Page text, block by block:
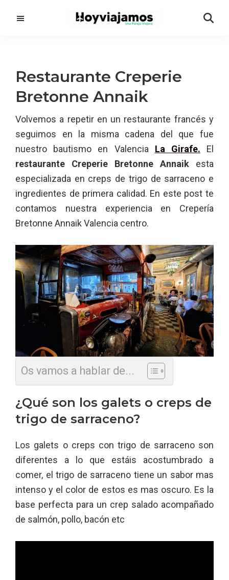
principal
Restaurante Creperie
Bretonne Annaik
Volvemos a repetir en un restaurante francés y
seguimos en la misma cadena del que fue
nuestro bautismo en Valencia La Girafe. El
restaurante Creperie Bretonne Annaik esta
especializada en creps de trigo de sarraceno e
ingredientes de primera calidad. En este post te
contamos nuestra experiencia en Crepería
Bretonne Annaik Valencia centro.
Os vamos a hablar de...
¿Qué son los galets o creps de
trigo de sarraceno?
Los galets o creps con trigo de sarraceno son
diferentes a lo que estáis acostumbrado a
comer, el trigo de sarraceno tiene un sabor mas
intenso y el color de estos es mas oscuro. Es la
base perfecta para un crep salado acompañado
de salmón, pollo, bacón etc